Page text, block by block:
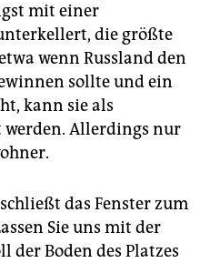
mit einer
die größte
wenn Russland den
sollte und ein
kann sie als
Allerdings nur
schließt das Fenster zum
Sie uns mit der
der Boden des Platzes